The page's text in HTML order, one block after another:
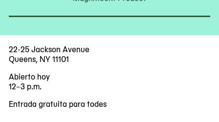
22-25 Jackson Avenue
Queens, NY 11101
Abierto hoy
12–3 p.m.
Entrada gratuita para todes